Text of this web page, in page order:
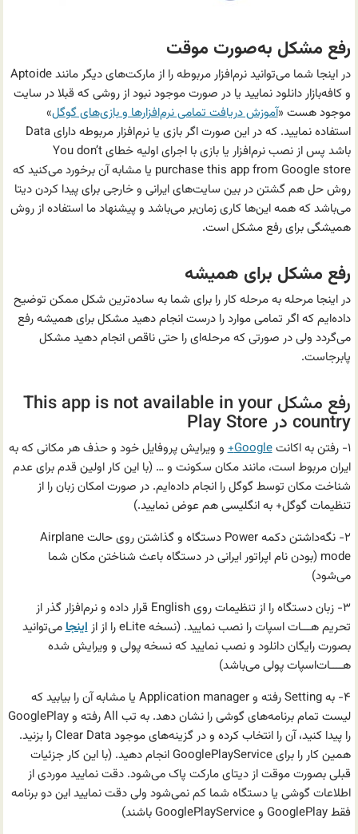
رفع مشکل به‌صورت موقت
در اینجا شما می‌توانید نرم‌افزار مربوطه را از مارکت‌های دیگر مانند Aptoide
و کافه‌بازار دانلود نمایید یا در صورت موجود نبود از روشی که قبلا در سایت
موجود هست «آموزش دریافت تمامی نرم‌افزارها و بازی‌های گوگل»
استفاده نمایید. که در این صورت اگر بازی یا نرم‌افزار مربوطه دارای Data
باشد پس از نصب نرم‌افزار یا بازی با اجرای اولیه خطای You don’t
purchase this app from Google store یا مشابه آن برخورد می‌کنید که
روش حل هم گشتن در بین سایت‌های ایرانی و خارجی برای پیدا کردن دیتا
می‌باشد که همه این‌ها کاری زمان‌بر می‌باشد و پیشنهاد ما استفاده از روش
همیشگی برای رفع مشکل است.
رفع مشکل برای همیشه
در اینجا مرحله به مرحله کار را برای شما به ساده‌ترین شکل ممکن توضیح
داده‌ایم که اگر تمامی موارد را درست انجام دهید مشکل برای همیشه رفع
می‌گردد ولی در صورتی که مرحله‌ای را حتی ناقص انجام دهید مشکل
پابرجاست.
رفع مشکل This app is not available in your
country در Play Store
۱- رفتن به اکانت Google+ و ویرایش پروفایل خود و حذف هر مکانی که به
ایران مربوط است، مانند مکان سکونت و … (با این کار اولین قدم برای عدم
شناخت مکان توسط گوگل را انجام داده‌ایم. در صورت امکان زبان را از
تنظیمات گوگل+ به انگلیسی هم عوض نمایید.)
۲- نگه‌داشتن دکمه Power دستگاه و گذاشتن روی حالت Airplane
mode (بودن نام اپراتور ایرانی در دستگاه باعث شناختن مکان شما
می‌شود)
۳- زبان دستگاه را از تنظیمات روی English قرار داده و نرم‌افزار گذر از
تحریم هـــات اسپات را نصب نمایید. (نسخه eLite را از از
اینجامی‌توانید
بصورت رایگان دانلود و نصب نمایید که نسخه پولی و ویرایش شده
هــــات‌اسپات پولی می‌باشد)
۴- به Setting رفته و Application manager یا مشابه آن را بیابید که
لیست تمام برنامه‌های گوشی را نشان دهد. به تب All رفته و GooglePlay
را پیدا کنید، آن را انتخاب کرده و در گزینه‌های موجود Clear Data را بزنید.
همین کار را برای GooglePlayService انجام دهید. (با این کار جزئیات
قبلی بصورت موقت از دیتای مارکت پاک می‌شود. دقت نمایید موردی از
اطلاعات گوشی یا دستگاه شما کم نمی‌شود ولی دقت نمایید این دو برنامه
فقط GooglePlay و GooglePlayService باشند)